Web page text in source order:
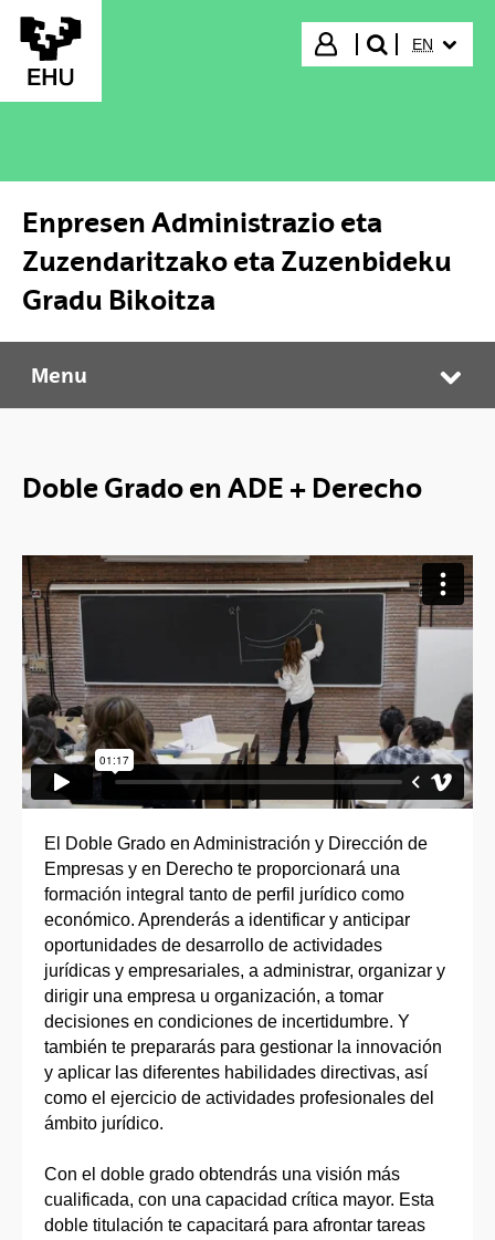
Skip to Main Content
Login
search"
EN
Enpresen Administrazio eta
Zuzendaritzako eta Zuzenbideku
Gradu Bikoitza
Enpresen Administrazio eta Zuzendaritzako eta Zuzenbideku Gradu Bikoitza
Menu
Doble Grado en ADE + Derecho
El Doble Grado en Administración y Dirección de
Empresas y en Derecho te proporcionará una
formación integral tanto de perfil jurídico como
económico. Aprenderás a identificar y anticipar
oportunidades de desarrollo de actividades
jurídicas y empresariales, a administrar, organizar y
dirigir una empresa u organización, a tomar
decisiones en condiciones de incertidumbre. Y
también te prepararás para gestionar la innovación
y aplicar las diferentes habilidades directivas, así
como el ejercicio de actividades profesionales del
ámbito jurídico.
Con el doble grado obtendrás una visión más
cualificada, con una capacidad crítica mayor. Esta
doble titulación te capacitará para afrontar tareas